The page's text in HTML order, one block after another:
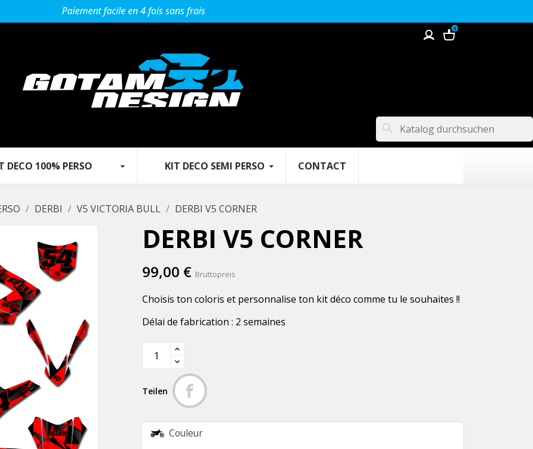
Paiement facile en 4 fois sans frais
0
search
DECO 100% PERSO‎ KIT DECO SEMI PERSO CONTACT
DERBI V5 VICTORIA BULL DERBI V5 CORNER
DERBI V5 CORNER
99,00 € Bruttopreis
Choisis ton coloris et personnalise ton kit déco comme tu le souhaites !!
Délai de fabrication : 2 semaines
Teilen
Couleur